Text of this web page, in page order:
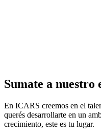
Sumate a nuestro
En ICARS creemos en el
querés desarrollarte en un
crecimiento, este es tu lugar.